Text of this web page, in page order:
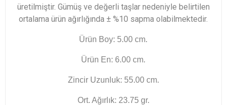
üretilmiştir. Gümüş ve değerli taşlar nedeniyle belirtilen
ortalama ürün ağırlığında ± %10 sapma olabilmektedir.
Ürün Boy: 5.00 cm.
Ürün En: 6.00 cm.
Zincir Uzunluk: 55.00 cm.
Ort. Ağırlık: 23.75 gr.